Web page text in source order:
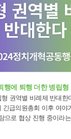
행에 퇴행 더한 병립
긴급의원총회 이후 여야
으로 협상 진행 중이라는